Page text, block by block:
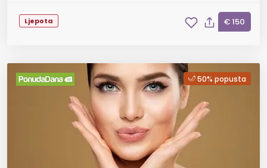
Ljepota € 150
50% popusta